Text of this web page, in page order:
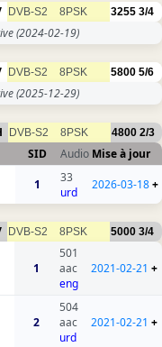
DVB-S2 8PSK 3255 3/4
(2024-02-19)
DVB-S2 8PSK 5800 5/6
(2025-12-29)
DVB-S2 8PSK 4800 2/3
SID Audio Mise à jour
1
33
urd
2026-03-18+
DVB-S2 8PSK 5000 3/4
1
501
aac
eng
2021-02-21 +
2
504
aac
urd
2021-02-21 +